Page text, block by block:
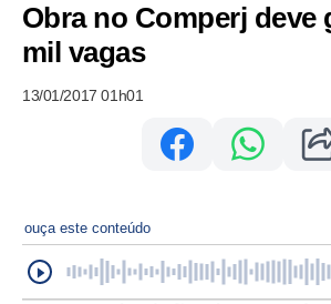
Obra no Comperj deve
mil vagas
13/01/2017 01h01
ouça este conteúdo